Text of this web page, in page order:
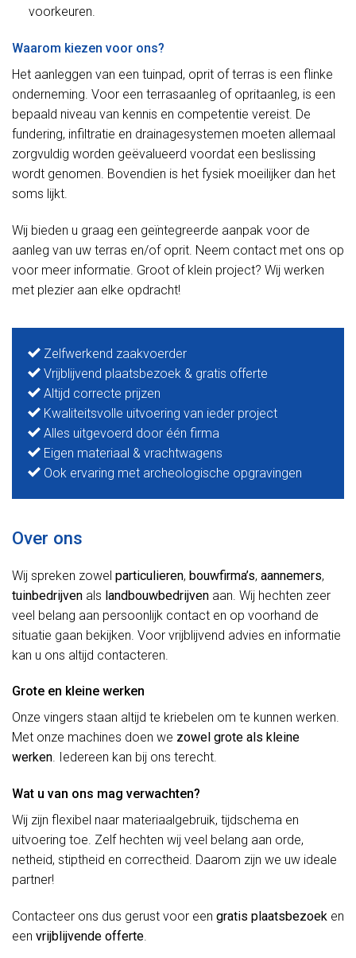
voorkeuren.
Waarom kiezen voor ons?
Het aanleggen van een tuinpad, oprit of terras is een flinke
onderneming. Voor een terrasaanleg of opritaanleg, is een
bepaald niveau van kennis en competentie vereist. De
fundering, infiltratie en drainagesystemen moeten allemaal
zorgvuldig worden geëvalueerd voordat een beslissing
wordt genomen. Bovendien is het fysiek moeilijker dan het
soms lijkt.
Wij bieden u graag een geïntegreerde aanpak voor de
aanleg van uw terras en/of oprit. Neem contact met ons op
voor meer informatie. Groot of klein project? Wij werken
met plezier aan elke opdracht!
Zelfwerkend zaakvoerder
Vrijblijvend plaatsbezoek & gratis offerte
Altijd correcte prijzen
Kwaliteitsvolle uitvoering van ieder project
Alles uitgevoerd door één firma
Eigen materiaal & vrachtwagens
Ook ervaring met archeologische opgravingen
Over ons
Wij spreken zowel particulieren, bouwfirma’s, aannemers,
tuinbedrijven als landbouwbedrijven aan. Wij hechten zeer
veel belang aan persoonlijk contact en op voorhand de
situatie gaan bekijken. Voor vrijblijvend advies en informatie
kan u ons altijd contacteren.
Grote en kleine werken
Onze vingers staan altijd te kriebelen om te kunnen werken.
Met onze machines doen we zowel grote als kleine
werken. Iedereen kan bij ons terecht.
Wat u van ons mag verwachten?
Wij zijn flexibel naar materiaalgebruik, tijdschema en
uitvoering toe. Zelf hechten wij veel belang aan orde,
netheid, stiptheid en correctheid. Daarom zijn we uw ideale
partner!
Contacteer ons dus gerust voor een gratis plaatsbezoek en
een vrijblijvende offerte.